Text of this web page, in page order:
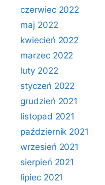
czerwiec 2022
maj 2022
kwiecień 2022
marzec 2022
luty 2022
styczeń 2022
grudzień 2021
listopad 2021
październik 2021
wrzesień 2021
sierpień 2021
lipiec 2021